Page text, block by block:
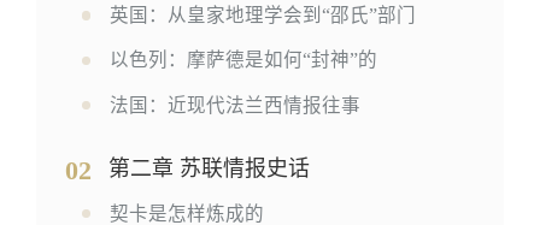
英国：从皇家地理学会到“邵氏”部门
以色列：摩萨德是如何“封神”的
法国：近现代法兰西情报往事
02 第二章 苏联情报史话
契卡是怎样炼成的